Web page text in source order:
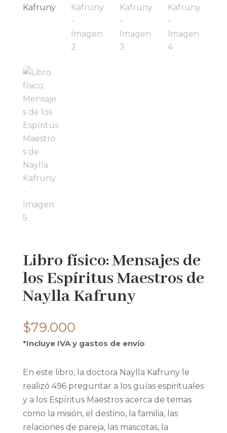
Libro físico: Mensajes de
los Espíritus Maestros de
Naylla Kafruny
$79.000
*Incluye IVA y gastos de envío
En este libro, la doctora Naylla Kafruny le
realizó 496 preguntar a los guías espirituales
y a los Espíritus Maestros acerca de temas
como la misión, el destino, la familia, las
relaciones de pareja, las mascotas, la